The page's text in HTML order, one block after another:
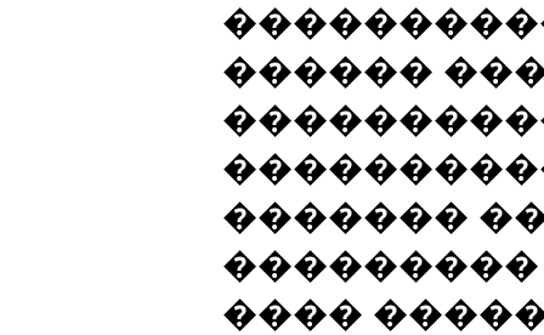
������
�������
����